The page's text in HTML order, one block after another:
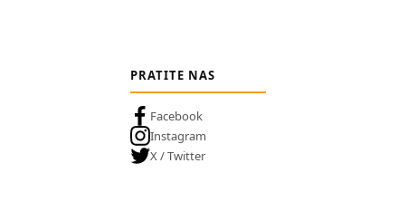
PRATITE NAS
Facebook
Instagram
X / Twitter